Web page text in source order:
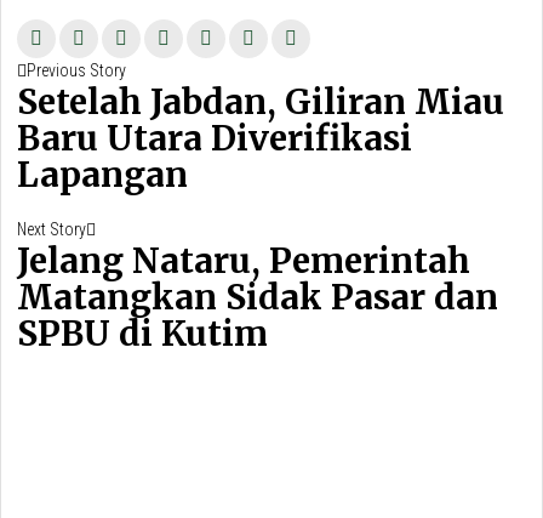
Navigasi
pos
Previous StoryPrevious
post:
Setelah Jabdan, Giliran Miau
Baru Utara Diverifikasi
Lapangan
Next Story
post:
Jelang Nataru, Pemerintah
Matangkan Sidak Pasar dan
SPBU di Kutim